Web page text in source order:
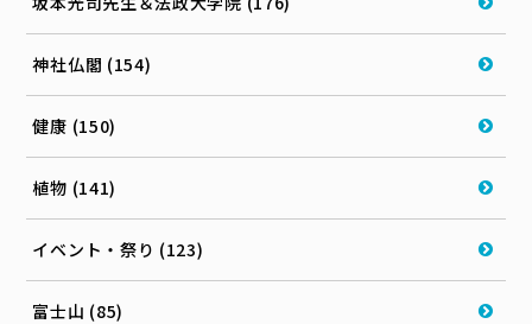
神社仏閣 (154)
健康 (150)
植物 (141)
イベント・祭り (123)
富士山 (85)